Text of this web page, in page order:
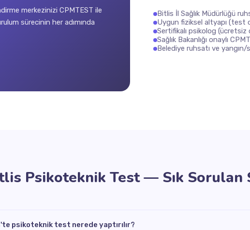
merkezinizi CPMTEST ile
sürecinin her adımında
Bitlis İl Sağlık Müdürlüğü
Uygun fiziksel altyapı (test
Sertifikalı psikolog (ücretsiz
Sağlık Bakanlığı onaylı
Belediye ruhsatı ve yangın/
Psikoteknik Test — Sık Sorulan
psikoteknik test nerede yaptırılır?